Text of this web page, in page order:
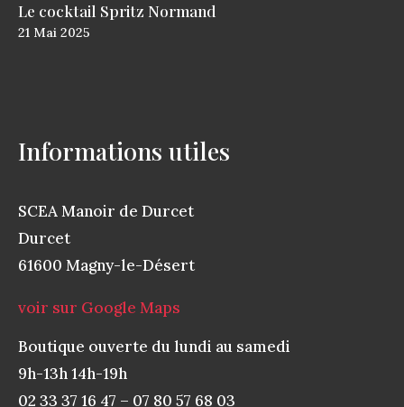
Le cocktail Spritz Normand
21 Mai 2025
Informations utiles
SCEA Manoir de Durcet
Durcet
61600 Magny-le-Désert
voir sur Google Maps
Boutique ouverte du lundi au samedi
9h-13h 14h-19h
02 33 37 16 47 – 07 80 57 68 03